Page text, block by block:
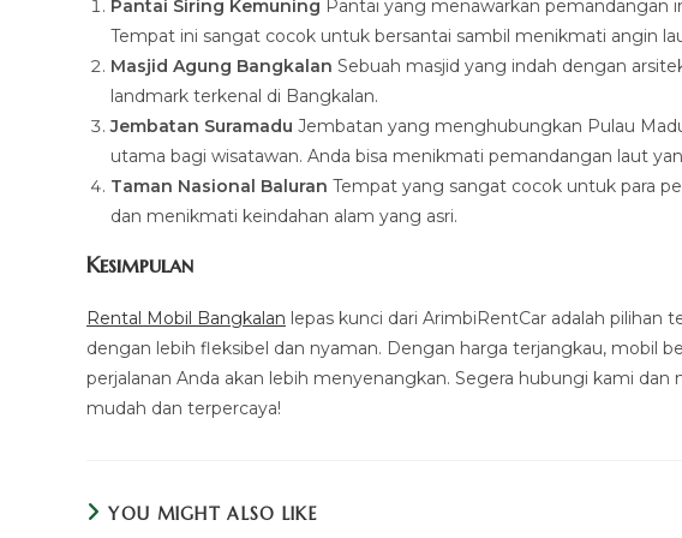
Pantai Siring Kemuning Pantai yang menawarkan pemandangan
Tempat ini sangat cocok untuk bersantai sambil menikmati angin
Masjid Agung Bangkalan Sebuah masjid yang indah dengan
landmark terkenal di Bangkalan.
Jembatan Suramadu Jembatan yang menghubungkan Pulau
utama bagi wisatawan. Anda bisa menikmati pemandangan laut
Taman Nasional Baluran Tempat yang sangat cocok untuk para
dan menikmati keindahan alam yang asri.
Kesimpulan
Rental Mobil Bangkalan lepas kunci dari ArimbiRentCar adalah
dengan lebih fleksibel dan nyaman. Dengan harga terjangkau, mobil
perjalanan Anda akan lebih menyenangkan. Segera hubungi kami
mudah dan terpercaya!
YOU MIGHT ALSO LIKE